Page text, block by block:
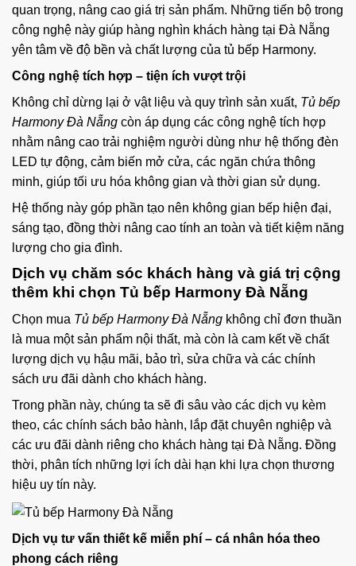
quan trọng, nâng cao giá trị sản phẩm. Những tiến bộ trong
công nghệ này giúp hàng nghìn khách hàng tại Đà Nẵng
yên tâm về độ bền và chất lượng của tủ bếp Harmony.
Công nghệ tích hợp – tiện ích vượt trội
Không chỉ dừng lại ở vật liệu và quy trình sản xuất, Tủ bếp
Harmony Đà Nẵng còn áp dụng các công nghệ tích hợp
nhằm nâng cao trải nghiệm người dùng như hệ thống đèn
LED tự động, cảm biến mở cửa, các ngăn chứa thông
minh, giúp tối ưu hóa không gian và thời gian sử dụng.
Hệ thống này góp phần tạo nên không gian bếp hiện đại,
sáng tạo, đồng thời nâng cao tính an toàn và tiết kiệm năng
lượng cho gia đình.
Dịch vụ chăm sóc khách hàng và giá trị cộng
thêm khi chọn Tủ bếp Harmony Đà Nẵng
Chọn mua Tủ bếp Harmony Đà Nẵng không chỉ đơn thuần
là mua một sản phẩm nội thất, mà còn là cam kết về chất
lượng dịch vụ hậu mãi, bảo trì, sửa chữa và các chính
sách ưu đãi dành cho khách hàng.
Trong phần này, chúng ta sẽ đi sâu vào các dịch vụ kèm
theo, các chính sách bảo hành, lắp đặt chuyên nghiệp và
các ưu đãi dành riêng cho khách hàng tại Đà Nẵng. Đồng
thời, phân tích những lợi ích dài hạn khi lựa chọn thương
hiệu uy tín này.
Dịch vụ tư vấn thiết kế miễn phí – cá nhân hóa theo
phong cách riêng